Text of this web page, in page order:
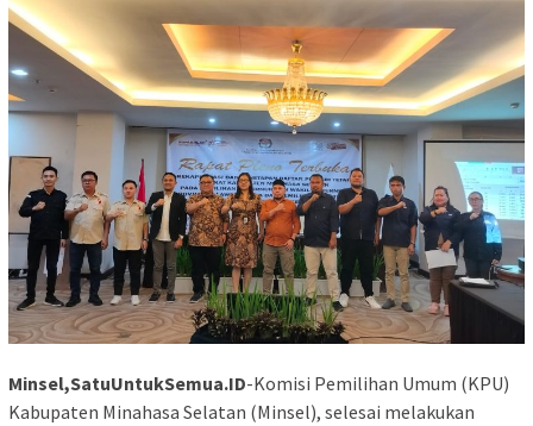
Minsel,SatuUntukSemua.ID-Komisi Pemilihan Umum (KPU)
Kabupaten Minahasa Selatan (Minsel), selesai melakukan